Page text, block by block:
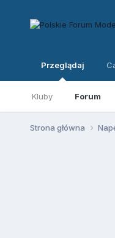
Przeglądaj
Kluby Forum
Strona główna